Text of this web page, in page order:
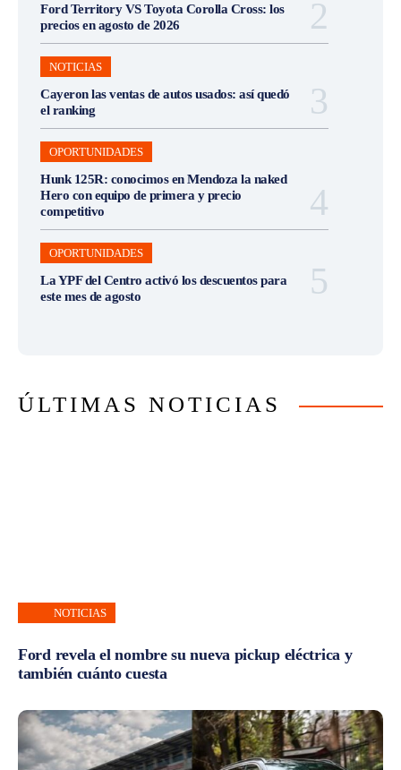
Ford Territory VS Toyota Corolla Cross: los
precios en agosto de 2026
NOTICIAS
Cayeron las ventas de autos usados: así quedó
el ranking
OPORTUNIDADES
Hunk 125R: conocimos en Mendoza la naked
Hero con equipo de primera y precio
competitivo
OPORTUNIDADES
La YPF del Centro activó los descuentos para
este mes de agosto
ÚLTIMAS NOTICIAS
NOTICIAS
Ford revela el nombre su nueva pickup eléctrica y
también cuánto cuesta